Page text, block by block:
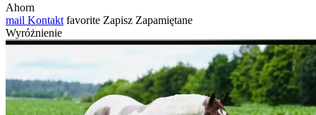
Ahorn
mail Kontakt favorite Zapisz Zapamiętane
Wyróżnienie